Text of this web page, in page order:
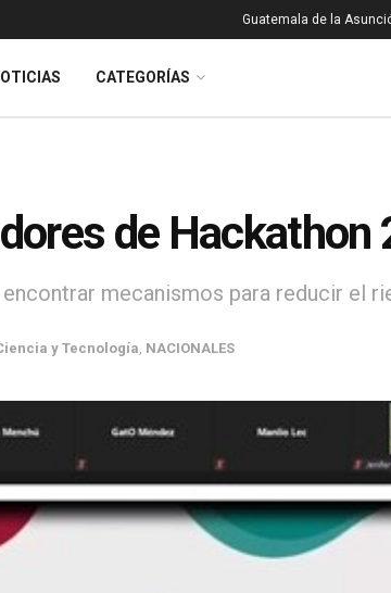
Guatemala de la
CATEGORÍAS
de Hackathon
mecanismos para reducir el
y Tecnología NACIONALES